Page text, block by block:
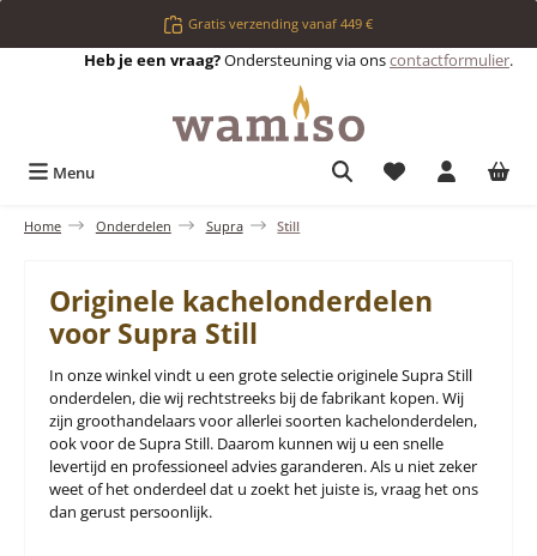
Ga naar de hoofdinhoudGratis verzending vanaf 449 €
Heb je een vraag?Ondersteuning via onscontactformulier.
Menu Je hebt 0 items
Home Onderdelen Supra Still
Originele kachelonderdelen
voor Supra Still
In onze winkel vindt u een grote selectie originele Supra Still
onderdelen, die wij rechtstreeks bij de fabrikant kopen. Wij
zijn groothandelaars voor allerlei soorten kachelonderdelen,
ook voor de Supra Still. Daarom kunnen wij u een snelle
levertijd en professioneel advies garanderen. Als u niet zeker
weet of het onderdeel dat u zoekt het juiste is, vraag het ons
dan gerust persoonlijk.